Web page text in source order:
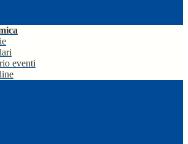
eventi